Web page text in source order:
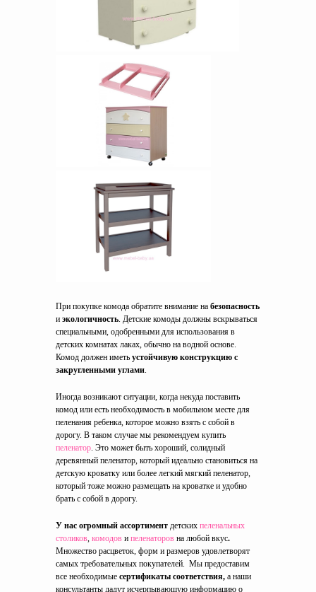
При покупке комода обратите внимание на безопасность
и экологичность. Детские комоды должны вскрываться
специальными, одобренными для использования в
детских комнатах лаках, обычно на водной основе.
Комод должен иметь устойчивую конструкцию с
закругленными углами.
Иногда возникают ситуации, когда некуда поставить
комод или есть необходимость в мобильном месте для
пеленания ребенка, которое можно взять с собой в
дорогу. В таком случае мы рекомендуем купить
пеленатор. Это может быть хороший, солидный
деревянный пеленатор, который идеально становиться на
детскую кроватку или более легкий мягкий пеленатор,
который тоже можно размещать на кроватке и удобно
брать с собой в дорогу.
У нас огромный ассортимент детских пеленальных
столиков, комодов и пеленаторов на любой вкус.
Множество расцветок, форм и размеров удовлетворят
самых требовательных покупателей. Мы предоставим
все необходимые сертификаты соответствия, а наши
консультанты дадут исчерпывающую информацию о